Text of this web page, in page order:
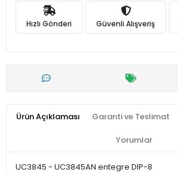
Hızlı Gönderi Güvenli Alışveriş
Ürün Açıklaması Garanti ve Teslimat
Yorumlar
UC3845 - UC3845AN entegre DIP-8